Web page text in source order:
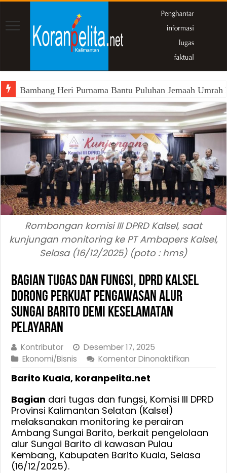
Bambang Heri Purnama Bantu Puluhan Jemaah
Rombongan komisi III DPRD Kalsel, saat
kunjungan monitoring ke PT Ambapers Kalsel,
Selasa (16/12/2025) (poto : hms)
Bagian Tugas dan Fungsi, DPRD Kalsel
Dorong Perkuat Pengawasan Alur
Sungai Barito Demi Keselamatan
Pelayaran
Kontributor
Desember 17, 2025
Ekonomi/Bisnis
Komentar Dinonaktifkan
Fungsi,
Kalsel
Perkuat
Barito Kuala, koranpelita.net
Bagian dari tugas dan fungsi, Komisi III DPRD
Provinsi Kalimantan Selatan (Kalsel)
melaksanakan monitoring ke perairan
Ambang Sungai Barito, berkait pengelolaan
alur Sungai Barito di kawasan Pulau
Kembang, Kabupaten Barito Kuala, Selasa
(16/12/2025).